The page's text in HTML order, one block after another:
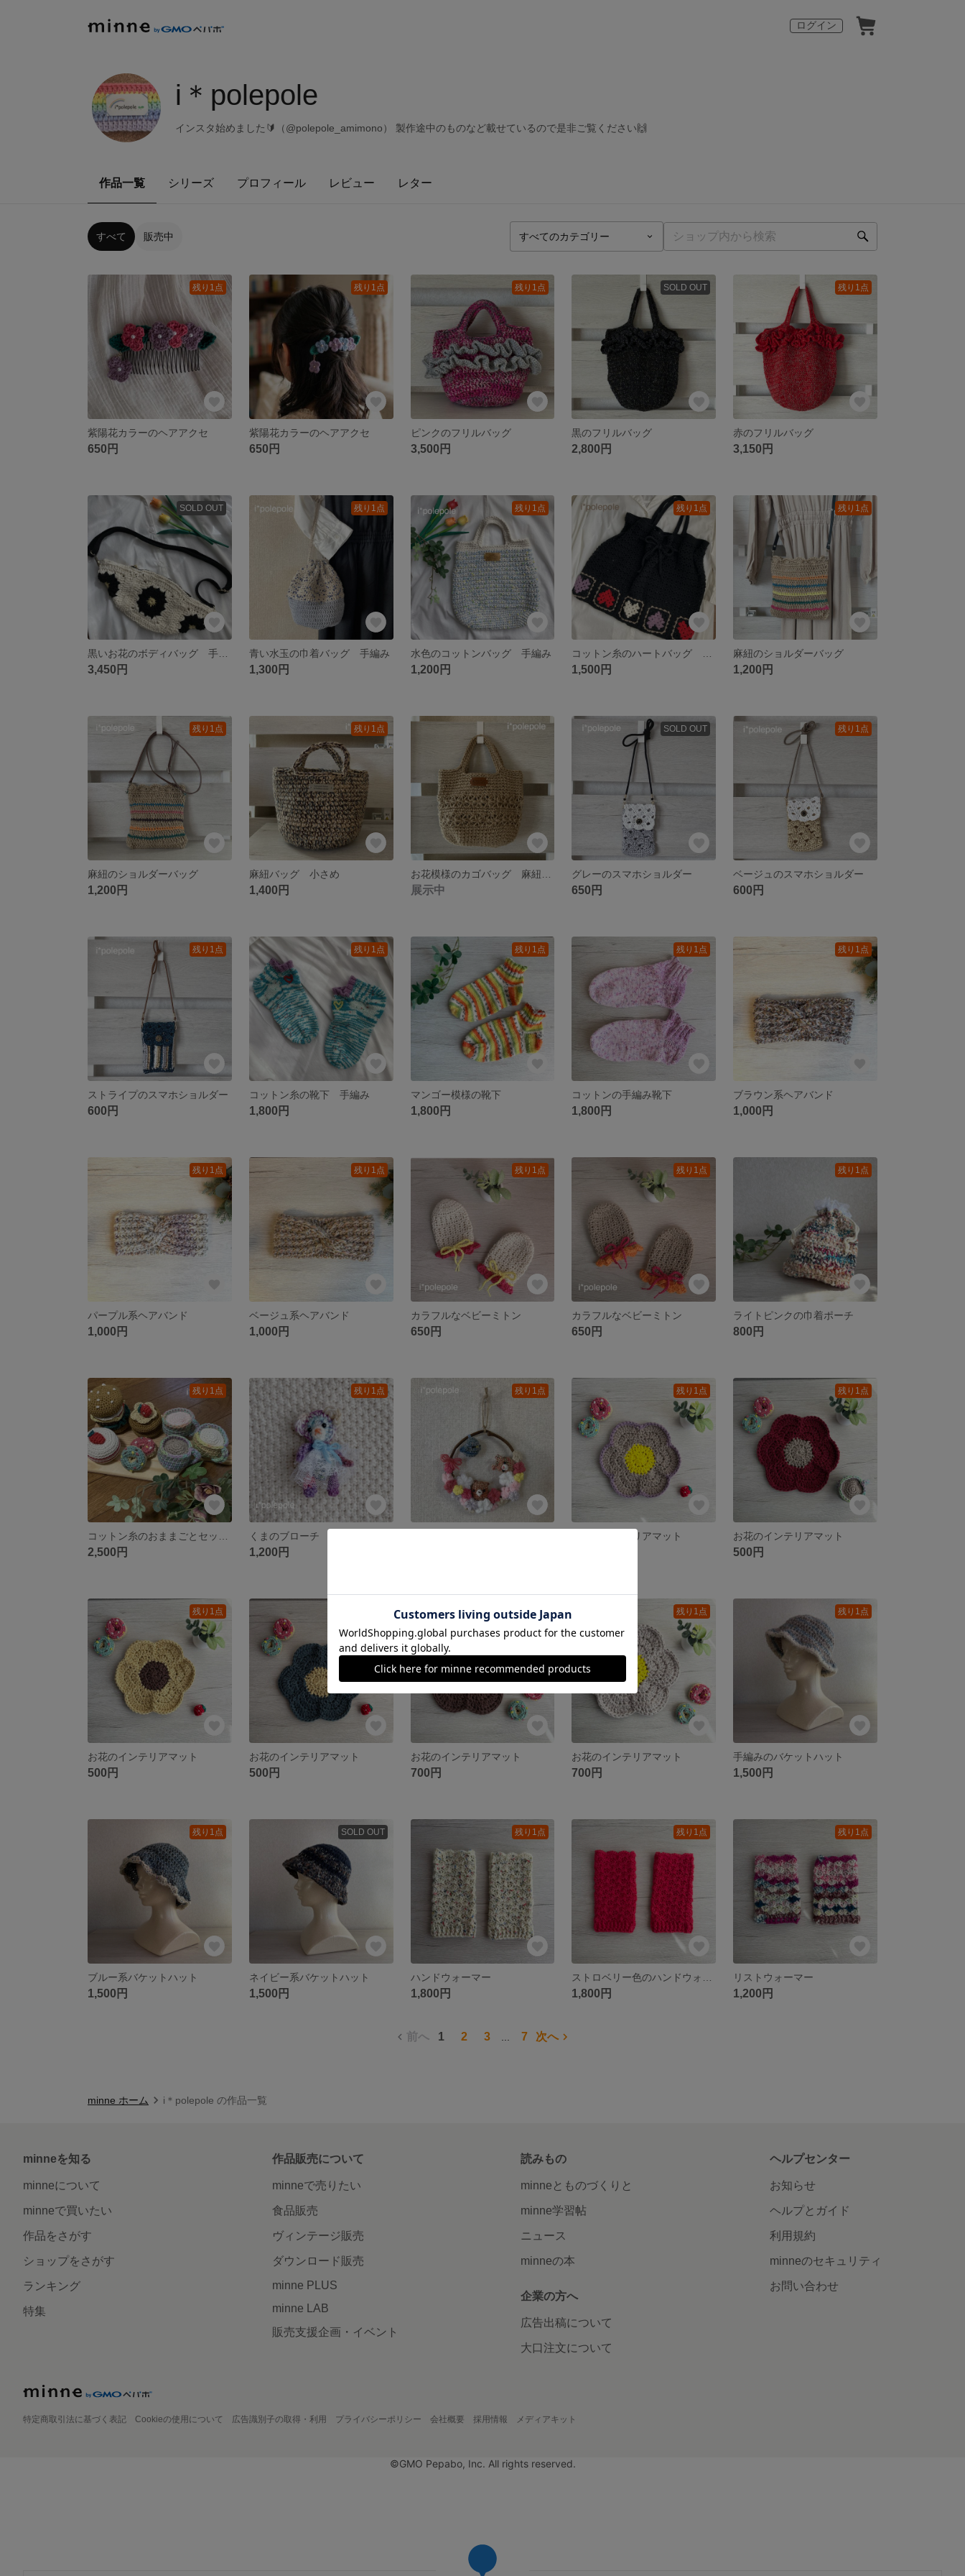
ログイン
i＊polepole
インスタ始めました🔰（@polepole_amimono） 製作途中のものなど載せているので是非ご覧ください🙌
作品一覧 シリーズ プロフィール レビュー レター
すべて 販売中
残り1点
紫陽花カラーのヘアアクセ
650円
残り1点
紫陽花カラーのヘアアクセ
650円
残り1点
ピンクのフリルバッグ
3,500円
SOLD OUT
黒のフリルバッグ
2,800円
残り1点
赤のフリルバッグ
3,150円
SOLD OUT
3,450円
残り1点
青い水玉の巾着バッグ 手編み
1,300円
残り1点
水色のコットンバッグ 手編み
1,200円
残り1点
1,500円
残り1点
麻紐のショルダーバッグ
1,200円
残り1点
麻紐のショルダーバッグ
1,200円
残り1点
麻紐バッグ 小さめ
1,400円 展示中
SOLD OUT
グレーのスマホショルダー
650円
残り1点
ベージュのスマホショルダー
600円
残り1点
ストライプのスマホショルダー
600円
残り1点
コットン糸の靴下 手編み
1,800円
残り1点
マンゴー模様の靴下
1,800円
残り1点
コットンの手編み靴下
1,800円
残り1点
ブラウン系ヘアバンド
1,000円
残り1点
パープル系ヘアバンド
1,000円
残り1点
ベージュ系ヘアバンド
1,000円
残り1点
カラフルなベビーミトン
650円
残り1点
カラフルなベビーミトン
650円
残り1点
ライトピンクの巾着ポーチ
800円
残り1点
2,500円
残り1点
くまのブローチ 手編み
1,200円
残り1点 残り1点
お花のインテリアマット
残り1点
お花のインテリアマット
500円
残り1点
お花のインテリアマット
500円
お花のインテリアマット
500円
残り1点
お花のインテリアマット
700円
残り1点
お花のインテリアマット
700円
残り1点
手編みのバケットハット
1,500円
残り1点
ブルー系バケットハット
1,500円
SOLD OUT
ネイビー系バケットハット
1,500円
残り1点
ハンドウォーマー
1,800円
残り1点
1,800円
残り1点
リストウォーマー
1,200円
前へ 1 2 3 7 次へ
minne ホーム i＊polepole の作品一覧
minneを知る
minneについて
minneで買いたい
作品をさがす
ショップをさがす
ランキング
特集
作品販売について
minneで売りたい
食品販売
ヴィンテージ販売
ダウンロード販売
minne PLUS
minne LAB
販売支援企画・イベント
読みもの
minneとものづくりと
minne学習帖
ニュース
minneの本
企業の方へ
広告出稿について
大口注文について
ヘルプセンター
お知らせ
ヘルプとガイド
利用規約
minneのセキュリティ
お問い合わせ
特定商取引法に基づく表記 Cookieの使用について 広告識別子の取得・利用 プライバシーポリシー 会社概要 採用情報 メディアキット
©GMO Pepabo, Inc. All rights reserved.